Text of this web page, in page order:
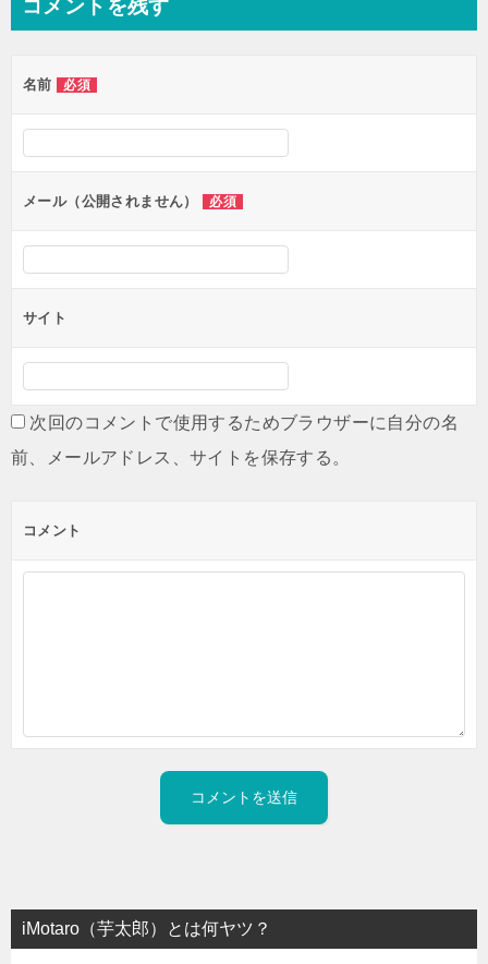
コメントを残す
名前 必須
メール（公開されません） 必須
サイト
次回のコメントで使用するためブラウザーに自分の名
前、メールアドレス、サイトを保存する。
コメント
iMotaro（芋太郎）とは何ヤツ？